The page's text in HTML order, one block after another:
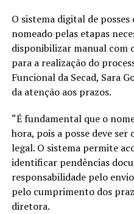
O sistema digital de
nomeado pelas etapas
disponibilizar manual com
para a realização do
Funcional da Secad, Sara
da atenção aos prazos.
“É fundamental que o
hora, pois a posse deve
legal. O sistema permite
identificar pendências
responsabilidade pelo
pelo cumprimento dos
diretora.